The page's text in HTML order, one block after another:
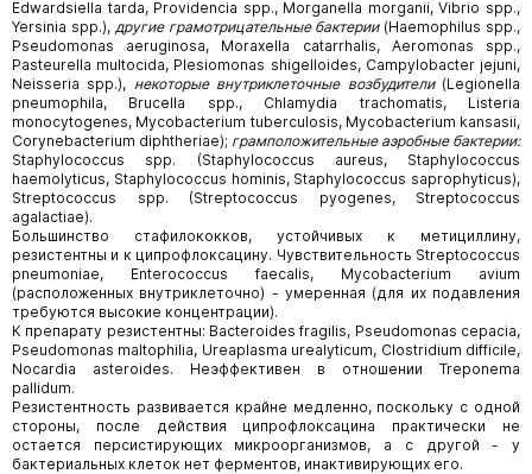
Edwardsiella tarda, Providencia spp., Morganella morganii, Vibrio spp.,
Yersinia spp.), другие грамотрицательные бактерии(Haemophilus spp.,
Pseudomonas aeruginosa, Moraxella catarrhalis, Aeromonas spp.,
Pasteurella multocida, Plesiomonas shigelloides, Campylobacter jejuni,
Neisseria spp.), некоторые внутриклеточные возбудители(Legionella
pneumophila, Brucella spp., Chlamydia trachomatis, Listeria
monocytogenes, Mycobacterium tuberculosis, Mycobacterium kansasii,
Corynebacterium diphtheriae); грамположительные аэробные бактерии:
Staphylococcus spp. (Staphylococcus aureus, Staphylococcus
haemolyticus, Staphylococcus hominis, Staphylococcus saprophyticus),
Streptococcus spp. (Streptococcus pyogenes, Streptococcus
agalactiae).
Большинство стафилококков, устойчивых к метициллину,
резистентны и к ципрофлоксацину. Чувствительность Streptococcus
pneumoniae, Enterococcus faecalis, Mycobacterium avium
(расположенных внутриклеточно) - умеренная (для их подавления
требуются высокие концентрации).
К препарату резистентны: Bacteroides fragilis, Pseudomonas cepacia,
Pseudomonas maltophilia, Ureaplasma urealyticum, Clostridium difficile,
Nocardia asteroides. Неэффективен в отношении Treponema
pallidum.
Резистентность развивается крайне медленно, поскольку с одной
стороны, после действия ципрофлоксацина практически не
остается персистирующих микроорганизмов, а с другой - у
бактериальных клеток нет ферментов, инактивирующих его.